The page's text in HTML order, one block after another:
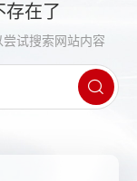
存在了
试搜索网站内容